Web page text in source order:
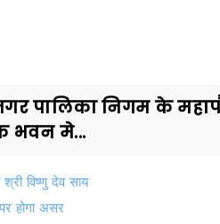
पालिका निगम के
भवन मे...
विष्णु देव साय
होगा असर